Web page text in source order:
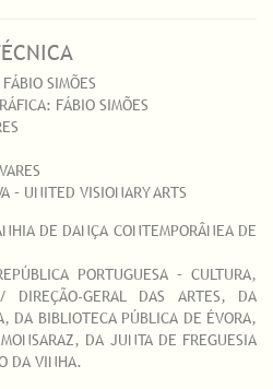
SIMÕES
FÁBIO SIMÕES
– UNITED VISIONARY ARTS
DE DANÇA CONTEMPORÂNEA DE
PORTUGUESA – CULTURA,
DIREÇÃO-GERAL DAS ARTES, DA
DA BIBLIOTECA PÚBLICA DE ÉVORA,
DA JUNTA DE FREGUESIA
DA VINHA.